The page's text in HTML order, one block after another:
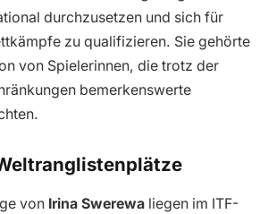
durchzusetzen und sich für
zu qualifizieren. Sie gehörte
von Spielerinnen, die trotz der
bemerkenswerte
von Irina Swerewa liegen im ITF-